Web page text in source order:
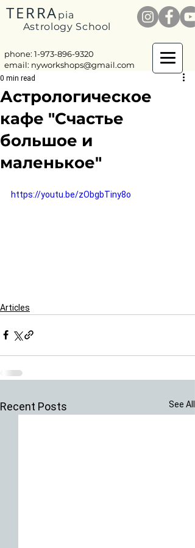
TERRA pia
Astrology School
phone: 1-973-896-9320
email: nyworkshops@gmail.com
Астрологическое
кафе "Счастье
большое и
маленькое"
0 min read
https://youtu.be/zObgbTiny8o
Articles
Recent Posts See All